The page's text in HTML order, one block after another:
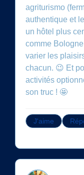
agriturismo
authentique et
un hôtel plus
comme
varier les
chacun. 😉 Et
activités
son truc ! 🤩
J'aime